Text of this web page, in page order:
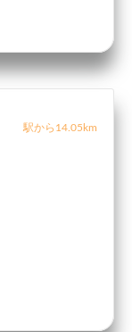
駅から14.05km